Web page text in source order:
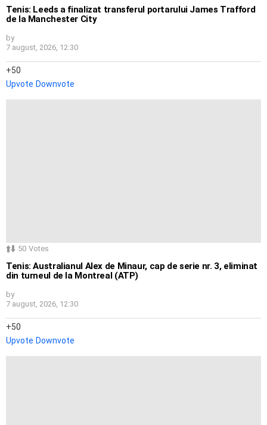
Tenis: Leeds a finalizat transferul portarului James Trafford
de la Manchester City
by
7 august, 2026, 12:30
50
Upvote Downvote
50 Votes
Tenis: Australianul Alex de Minaur, cap de serie nr. 3, eliminat
din turneul de la Montreal (ATP)
by
7 august, 2026, 12:30
50
Upvote Downvote